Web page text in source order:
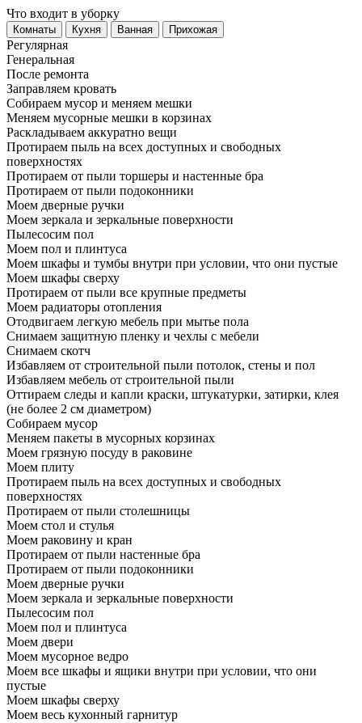
Что входит в уборку
Регу­лярная
Гене­ральная
После ремонта
Заправляем кровать
Собираем мусор и меняем мешки
Меняем мусорные мешки в корзинах
Раскладываем аккуратно вещи
Протираем пыль на всех доступных и свободных
поверхностях
Протираем от пыли торшеры и настенные бра
Протираем от пыли подоконники
Моем дверные ручки
Моем зеркала и зеркальные поверхности
Пылесосим пол
Моем пол и плинтуса
Моем шкафы и тумбы внутри при условии, что они пустые
Моем шкафы сверху
Протираем от пыли все крупные предметы
Моем радиаторы отопления
Отодвигаем легкую мебель при мытье пола
Снимаем защитную пленку и чехлы с мебели
Снимаем скотч
Избавляем от строительной пыли потолок, стены и пол
Избавляем мебель от строительной пыли
Оттираем следы и капли краски, штукатурки, затирки, клея
(не более 2 см диаметром)
Собираем мусор
Меняем пакеты в мусорных корзинах
Моем грязную посуду в раковине
Моем плиту
Протираем пыль на всех доступных и свободных
поверхностях
Протираем от пыли столешницы
Моем стол и стулья
Моем раковину и кран
Протираем от пыли настенные бра
Протираем от пыли подоконники
Моем дверные ручки
Моем зеркала и зеркальные поверхности
Пылесосим пол
Моем пол и плинтуса
Моем двери
Моем мусорное ведро
Моем все шкафы и ящики внутри при условии, что они
пустые
Моем шкафы сверху
Моем весь кухонный гарнитур